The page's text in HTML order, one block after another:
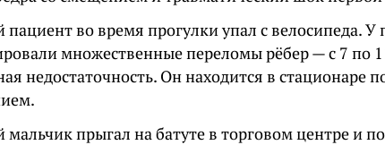
пациент во время прогулки упал с велосипеда. У
множественные переломы рёбер — с 7 по
недостаточность. Он находится в стационаре
мальчик прыгал на батуте в торговом центре и